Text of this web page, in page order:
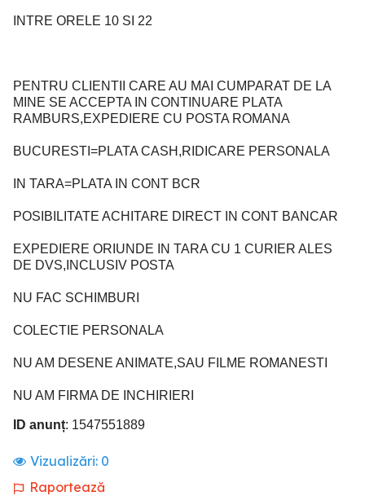
INTRE ORELE 10 SI 22
PENTRU CLIENTII CARE AU MAI CUMPARAT DE LA
MINE SE ACCEPTA IN CONTINUARE PLATA
RAMBURS,EXPEDIERE CU POSTA ROMANA
BUCURESTI=PLATA CASH,RIDICARE PERSONALA
IN TARA=PLATA IN CONT BCR
POSIBILITATE ACHITARE DIRECT IN CONT BANCAR
EXPEDIERE ORIUNDE IN TARA CU 1 CURIER ALES
DE DVS,INCLUSIV POSTA
NU FAC SCHIMBURI
COLECTIE PERSONALA
NU AM DESENE ANIMATE,SAU FILME ROMANESTI
NU AM FIRMA DE INCHIRIERI
ID anunț: 1547551889
Vizualizări: 0
Raportează